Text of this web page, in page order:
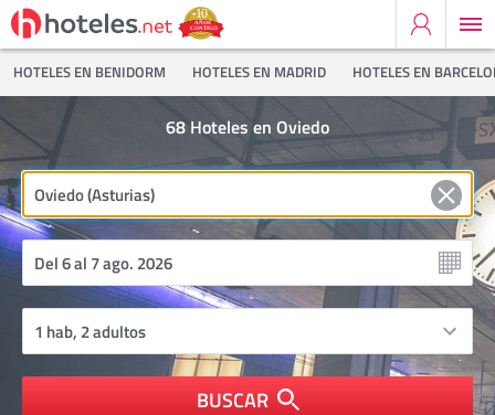
HOTELES EN BENIDORM HOTELES EN MADRID HOTELES EN
Hoteles en Oviedo
68
BUSCAR